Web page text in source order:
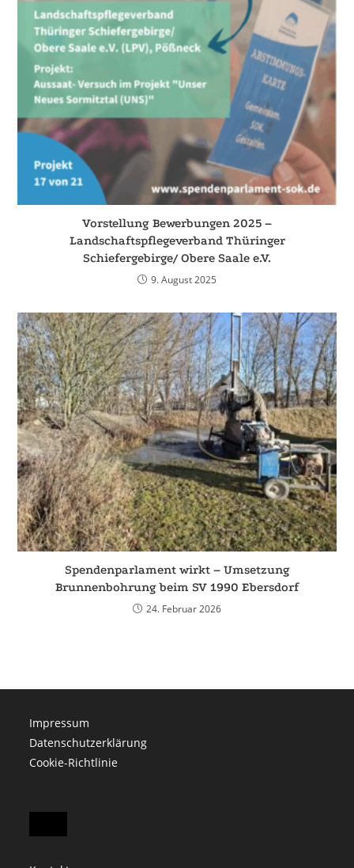
Vorstellung Bewerbungen 2025 –
Landschaftspflegeverband Thüringer
Schiefergebirge/ Obere Saale e.V.
9. August 2025
Spendenparlament wirkt – Umsetzung
Brunnenbohrung beim SV 1990 Ebersdorf
24. Februar 2026
Impressum
Datenschutzerklärung
Cookie-Richtlinie